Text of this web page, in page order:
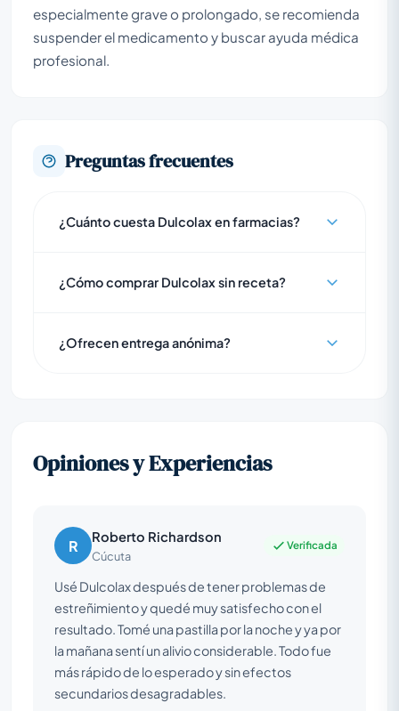
especialmente grave o prolongado, se recomienda
suspender el medicamento y buscar ayuda médica
profesional.
Preguntas frecuentes
¿Cuánto cuesta Dulcolax en farmacias?
¿Cómo comprar Dulcolax sin receta?
¿Ofrecen entrega anónima?
Opiniones y Experiencias
R Roberto Richardson
Cúcuta
Verificada
Usé Dulcolax después de tener problemas de
estreñimiento y quedé muy satisfecho con el
resultado. Tomé una pastilla por la noche y ya por
la mañana sentí un alivio considerable. Todo fue
más rápido de lo esperado y sin efectos
secundarios desagradables.